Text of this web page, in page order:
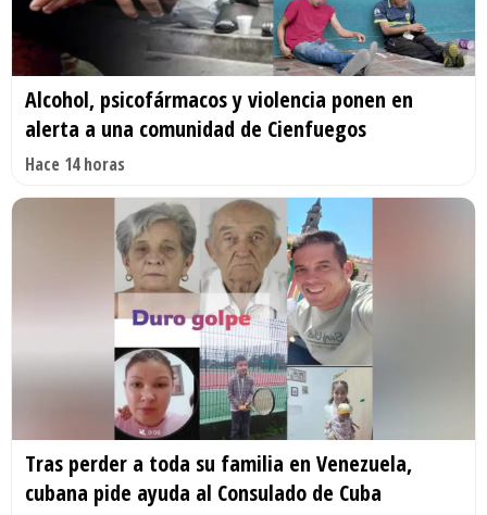
Alcohol, psicofármacos y violencia ponen en
alerta a una comunidad de Cienfuegos
Hace 14 horas
Tras perder a toda su familia en Venezuela,
cubana pide ayuda al Consulado de Cuba